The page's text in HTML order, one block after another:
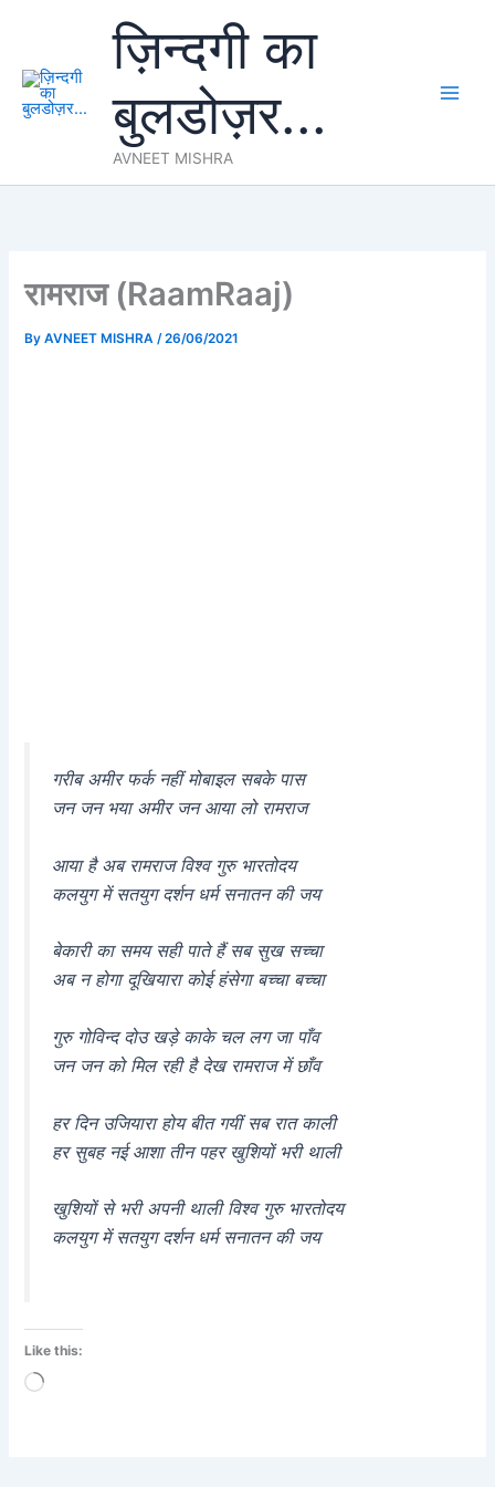
content
ज़िन्दगी का
बुलडोज़र...
AVNEET MISHRA
रामराज (RaamRaaj)
ByAVNEET MISHRA/26/06/2021
गरीब अमीर फर्क नहीं मोबाइल सबके पास
जन जन भया अमीर जन आया लो रामराज
आया है अब रामराज विश्व गुरु भारतोदय
कलयुग में सतयुग दर्शन धर्म सनातन की जय
बेकारी का समय सही पाते हैं सब सुख सच्चा
अब न होगा दूखियारा कोई हंसेगा बच्चा बच्चा
गुरु गोविन्द दोउ खड़े काके चल लग जा पाँव
जन जन को मिल रही है देख रामराज में छाँव
हर दिन उजियारा होय बीत गयीं सब रात काली
हर सुबह नई आशा तीन पहर खुशियों भरी थाली
खुशियों से भरी अपनी थाली विश्व गुरु भारतोदय
कलयुग में सतयुग दर्शन धर्म सनातन की जय
Like this:
Loading…